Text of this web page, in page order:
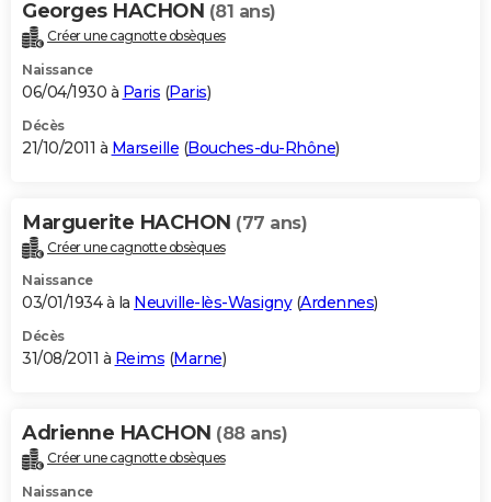
Georges HACHON (81 ans)
Créer une cagnotte obsèques
Naissance
06/04/1930 à Paris (Paris)
Décès
21/10/2011 à Marseille (Bouches-du-Rhône)
Marguerite HACHON (77 ans)
Créer une cagnotte obsèques
Naissance
03/01/1934 à la Neuville-lès-Wasigny(Ardennes)
Décès
31/08/2011 à Reims (Marne)
Adrienne HACHON (88 ans)
Créer une cagnotte obsèques
Naissance